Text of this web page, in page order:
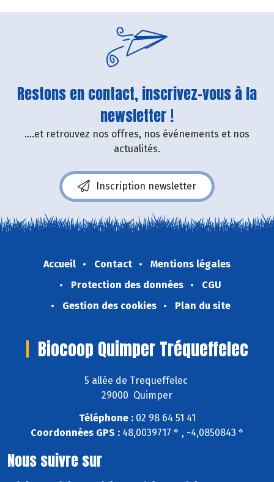
Restons en contact, inscrivez-vous à la
newsletter !
....et retrouvez nos offres, nos événements et nos
actualités.
Inscription newsletter
Accueil Contact
Mentions légales
Protection des données
CGU
Gestion des cookies
Plan du site
Biocoop Quimper Tréqueffelec
5 allée de Trequeffelec
29000 Quimper
Téléphone :02 98 64 51 41
Coordonnées GPS :48,0039717 ° , -4,0850843 °
Nous suivre sur